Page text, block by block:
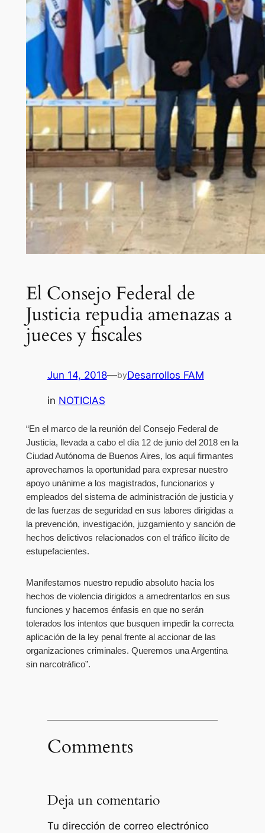
El Consejo Federal de
Justicia repudia amenazas a
jueces y fiscales
Jun 14, 2018—byDesarrollos FAM
in NOTICIAS
“En el marco de la reunión del Consejo Federal de
Justicia, llevada a cabo el día 12 de junio del 2018 en la
Ciudad Autónoma de Buenos Aires, los aquí firmantes
aprovechamos la oportunidad para expresar nuestro
apoyo unánime a los magistrados, funcionarios y
empleados del sistema de administración de justicia y
de las fuerzas de seguridad en sus labores dirigidas a
la prevención, investigación, juzgamiento y sanción de
hechos delictivos relacionados con el tráfico ilícito de
estupefacientes.
Manifestamos nuestro repudio absoluto hacia los
hechos de violencia dirigidos a amedrentarlos en sus
funciones y hacemos énfasis en que no serán
tolerados los intentos que busquen impedir la correcta
aplicación de la ley penal frente al accionar de las
organizaciones criminales. Queremos una Argentina
sin narcotráfico”.
Comments
Deja un comentario
Tu dirección de correo electrónico